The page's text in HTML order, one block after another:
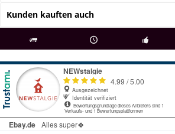
Kunden kauften auch
ab € 69 Bestellwert seit 98 Jahren Fachgeschäft +